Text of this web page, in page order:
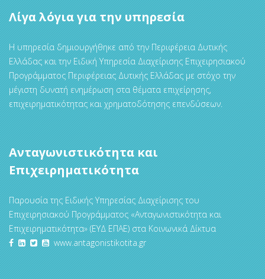
Λίγα λόγια για την υπηρεσία
Η υπηρεσία δημιουργήθηκε από την Περιφέρεια Δυτικής
Ελλάδας και την Ειδική Υπηρεσία Διαχείρισης Επιχειρησιακού
Προγράμματος Περιφέρειας Δυτικής Ελλάδας με στόχο την
μέγιστη δυνατή ενημέρωση στα θέματα επιχείρησης,
επιχειρηματικότητας και χρηματοδότησης επενδύσεων.
Ανταγωνιστικότητα και
Επιχειρηματικότητα
Παρουσία της Ειδικής Υπηρεσίας Διαχείρισης του
Επιχειρησιακού Προγράμματος «Ανταγωνιστικότητα και
Επιχειρηματικότητα» (ΕΥΔ ΕΠΑΕ) στα Κοινωνικά Δίκτυα
www.antagonistikotita.gr